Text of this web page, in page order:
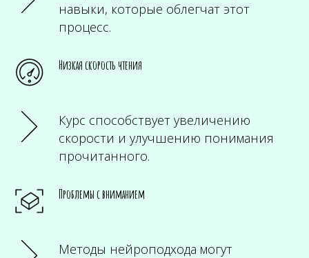
навыки, которые облегчат этот
процесс.
Низкая скорость чтения
Курс способствует увеличению
скорости и улучшению понимания
прочитанного.
Проблемы с вниманием
Методы нейроподхода могут